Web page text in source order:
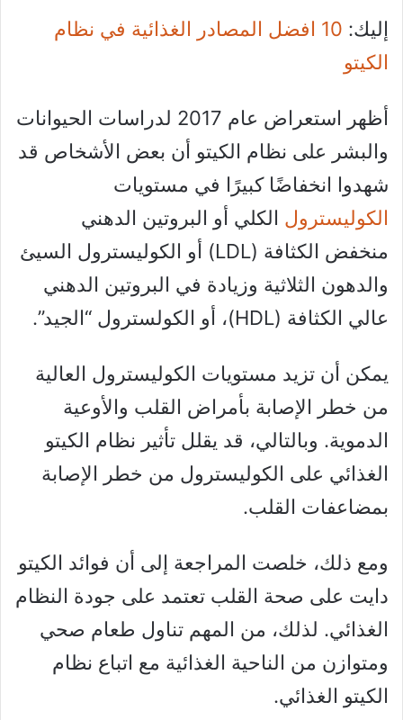
إليك:
10 افضل المصادر الغذائية في نظام
الكيتو
أظهر استعراض عام 2017 لدراسات الحيوانات
والبشر على نظام الكيتو أن بعض الأشخاص قد
شهدوا انخفاضًا كبيرًا في مستويات
الكوليسترول الكلي أو البروتين الدهني
منخفض الكثافة (LDL) أو الكوليسترول السيئ
والدهون الثلاثية وزيادة في البروتين الدهني
عالي الكثافة (HDL)، أو الكولسترول “الجيد”.
يمكن أن تزيد مستويات الكوليسترول العالية
من خطر الإصابة بأمراض القلب والأوعية
الدموية. وبالتالي، قد يقلل تأثير نظام الكيتو
الغذائي على الكوليسترول من خطر الإصابة
بمضاعفات القلب.
ومع ذلك، خلصت المراجعة إلى أن فوائد الكيتو
دايت على صحة القلب تعتمد على جودة النظام
الغذائي. لذلك، من المهم تناول طعام صحي
ومتوازن من الناحية الغذائية مع اتباع نظام
الكيتو الغذائي.